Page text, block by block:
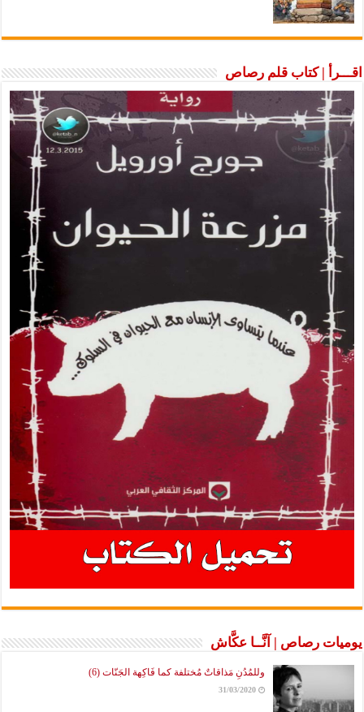
اقـــرأ | كتاب قلم رصاص
يوميات رصاص | آنَّــا عكَّاش
وللمُدُنِ مَذاقاتٌ مُختلفة كما فَاكِهة الجَنّات (6)
31/03/2020